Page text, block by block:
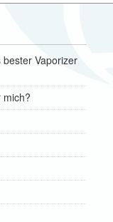
Vaporizer
mich?